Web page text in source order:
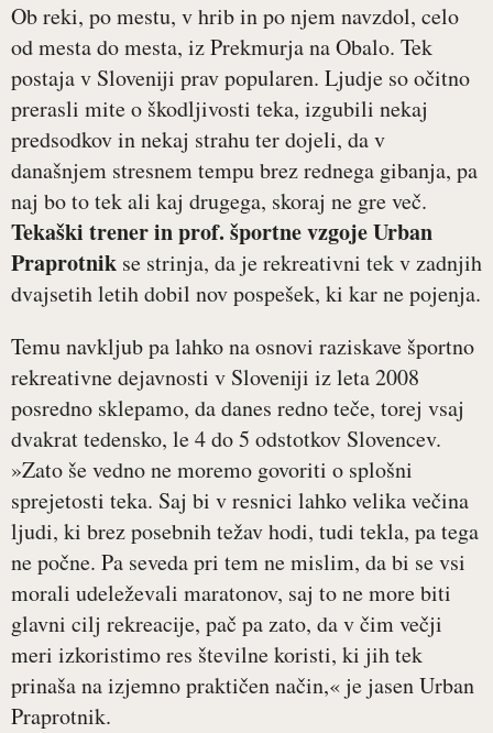
Ob reki, po mestu, v hrib in po njem navzdol, celo
od mesta do mesta, iz Prekmurja na Obalo. Tek
postaja v Sloveniji prav popularen. Ljudje so očitno
prerasli mite o škodljivosti teka, izgubili nekaj
predsodkov in nekaj strahu ter dojeli, da v
današnjem stresnem tempu brez rednega gibanja, pa
naj bo to tek ali kaj drugega, skoraj ne gre več.
Tekaški trener in prof. športne vzgoje Urban
Praprotnik se strinja, da je rekreativni tek v zadnjih
dvajsetih letih dobil nov pospešek, ki kar ne pojenja.
Temu navkljub pa lahko na osnovi raziskave športno
rekreativne dejavnosti v Sloveniji iz leta 2008
posredno sklepamo, da danes redno teče, torej vsaj
dvakrat tedensko, le 4 do 5 odstotkov Slovencev.
»Zato še vedno ne moremo govoriti o splošni
sprejetosti teka. Saj bi v resnici lahko velika večina
ljudi, ki brez posebnih težav hodi, tudi tekla, pa tega
ne počne. Pa seveda pri tem ne mislim, da bi se vsi
morali udeleževali maratonov, saj to ne more biti
glavni cilj rekreacije, pač pa zato, da v čim večji
meri izkoristimo res številne koristi, ki jih tek
prinaša na izjemno praktičen način,« je jasen Urban
Praprotnik.